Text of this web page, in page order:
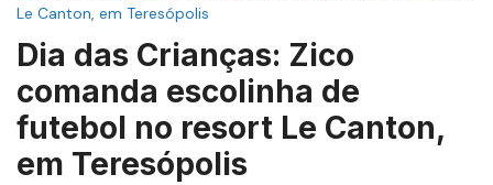
Le Canton, em Teresópolis
Dia das Crianças: Zico
comanda escolinha de
futebol no resort Le Canton,
em Teresópolis